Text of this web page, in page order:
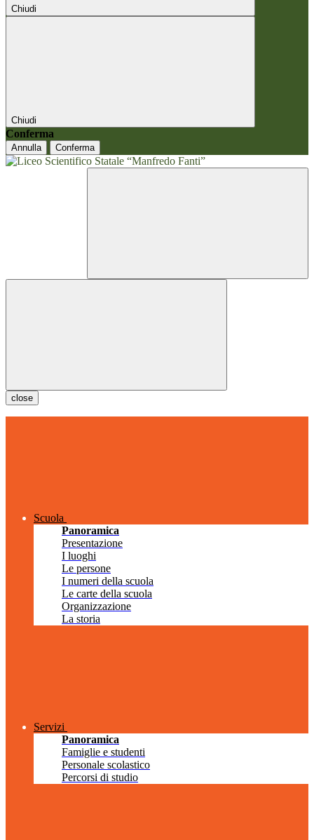
Chiudi
Chiudi
Conferma
Annulla Conferma
close
Scuola
Panoramica
Presentazione
I luoghi
Le persone
I numeri della scuola
Le carte della scuola
Organizzazione
La storia
Servizi
Panoramica
Famiglie e studenti
Personale scolastico
Percorsi di studio